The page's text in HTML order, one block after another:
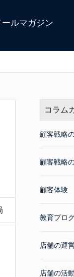
ールマガジン
コラム
顧客戦略
顧客戦略
顧客体験
教育プロ
店舗の運
店舗の活動